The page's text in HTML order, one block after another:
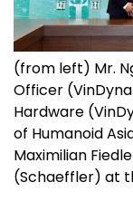
(from left) Mr.
Officer
Hardware
of Humanoid
Maximilian
(Schaeffler) at